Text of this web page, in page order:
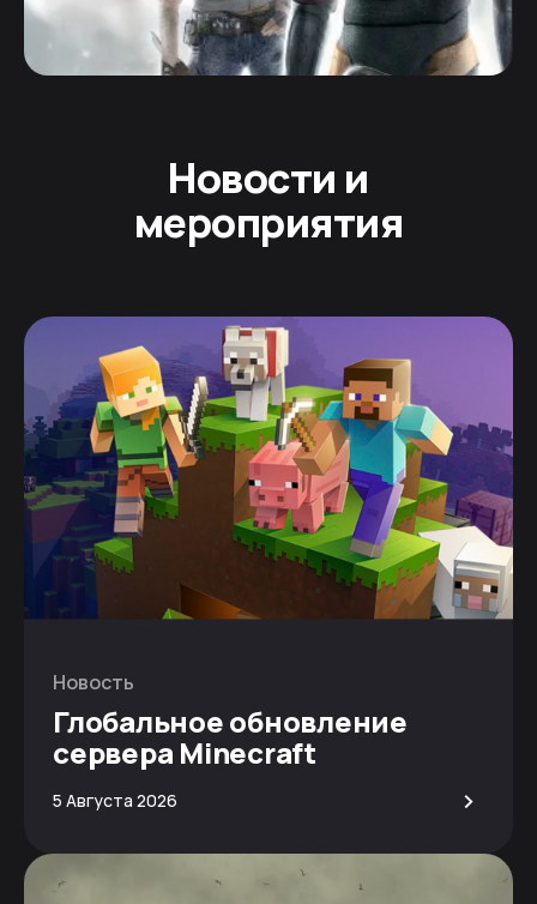
Новости и
мероприятия
Новость
Глобальное обновление
сервера Minecraft
5 Августа 2026 >